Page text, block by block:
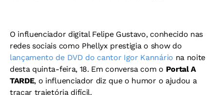
O influenciador digital Felipe Gustavo, conhecido nas
redes sociais como Phellyx prestigia o show do
lançamento de DVD do cantor Igor Kannário na noite
desta quinta-feira, 18. Em conversa com o Portal A
TARDE, o influenciador diz que o humor o ajudou a
traçar trajetória difícil.